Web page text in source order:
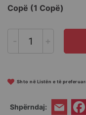
Copë (1 Copë)
- +
Shto në Listën e të
Shpërndaj: Email